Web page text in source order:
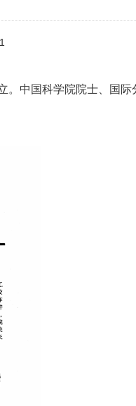
。中国科学院院士、国际